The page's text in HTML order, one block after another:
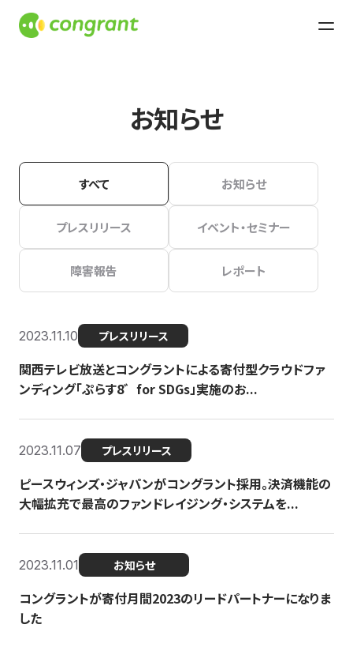
お知らせ
すべて お知らせ
プレスリリース イベント・セミナー
障害報告 レポート
2023.11.10 プレスリリース
関西テレビ放送とコングラントによる寄付型クラウドファ
ンディング「ぷらす8゛for SDGs」実施のお...
2023.11.07 プレスリリース
ピースウィンズ・ジャパンがコングラント採用。決済機能の
大幅拡充で最高のファンドレイジング・システムを...
2023.11.01 お知らせ
コングラントが寄付月間2023のリードパートナーになりま
した